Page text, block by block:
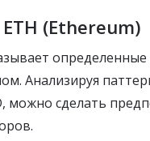
(Ethereum)
Анализируя
можно сделать